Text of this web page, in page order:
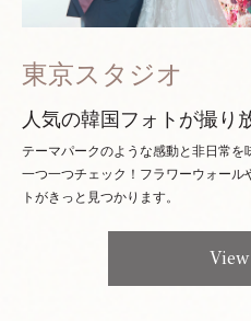
東京スタジオ
人気の韓国フォトが撮り
テーマパークのような感動と非日常
一つ一つチェック！ フラワーウォール
トがきっと見つかります。